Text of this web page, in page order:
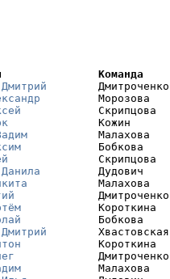
Команда
Морозова
Скрипцова
Кожин
Малахова
Бобкова
Скрипцова
Дудович
Малахова
Короткина
Бобкова
Короткина
Малахова